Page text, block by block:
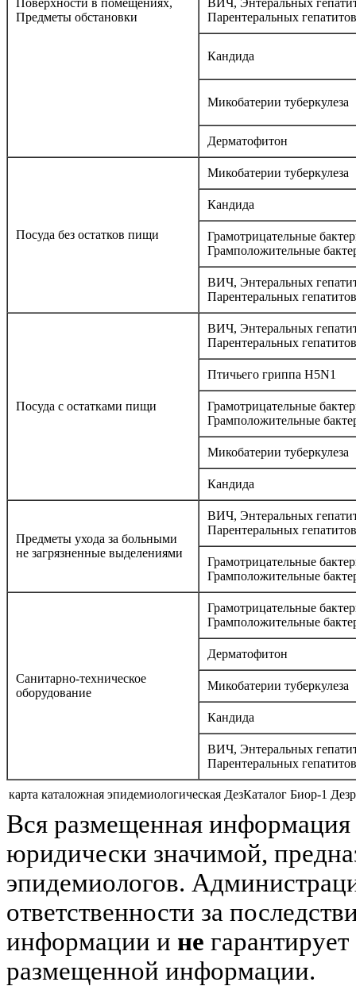
Предметы обстановки
Парентеральных гепатитов
Кандида
Микобатерии туберкулеза
Дерматофитон
Посуда без остатков пищи
Микобатерии туберкулеза
Кандида
Грамотрицательные
Грамположительные
ВИЧ, Энтеральных
Парентеральных гепатитов
Посуда с остатками пищи
ВИЧ, Энтеральных
Парентеральных гепатитов
Птичьего гриппа H5N1
Грамотрицательные
Грамположительные
Микобатерии туберкулеза
Кандида
Предметы ухода за больными
не загрязненные выделениями
ВИЧ, Энтеральных
Парентеральных гепатитов
Грамотрицательные
Грамположительные
Санитарно-техническое
оборудование
Грамотрицательные
Грамположительные
Дерматофитон
Микобатерии туберкулеза
Кандида
ВИЧ, Энтеральных
Парентеральных гепатитов
карта каталожная эпидемиологическая ДезКаталог Биор-1
Вся размещенная информация
юридически значимой,
эпидемиологов.
ответственности за
информации и не
размещенной информации.